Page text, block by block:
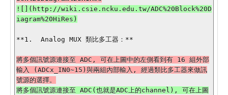
![](http://wiki.csie.ncku.edu.tw/ADC%20Block%20D
**1.  Analog MUX 類比多工器：**
將多個訊號源連接至 ADC, 可在上圖中的左側看到有 16 組外部
輸入 (ADCx_IN0~15)與兩組內部輸入, 經過類比多工器來做訊
將多個訊號源連接至 ADC(也就是ADC上的channel), 可在上圖